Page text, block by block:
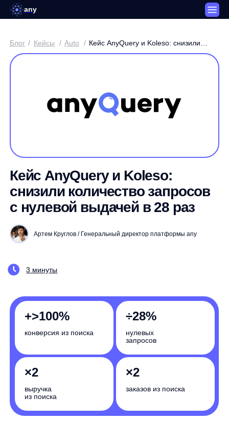
any
Кейс AnyQuery и Koleso:
снизили количество запросов
с нулевой выдачей в 28 раз
количество запросов с нулевой
выдачей в 28 раз
3 минуты
+>100%
×2
из поиска
×2
Задача
Сократить % нулевого поиска и повысить релевантность
выдачи